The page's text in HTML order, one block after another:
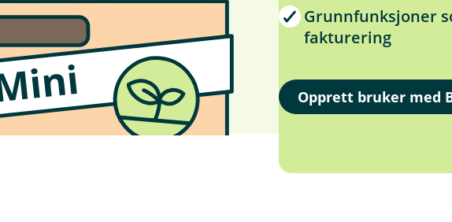
Grunnfunksjoner
fakturering
Opprett bruker med